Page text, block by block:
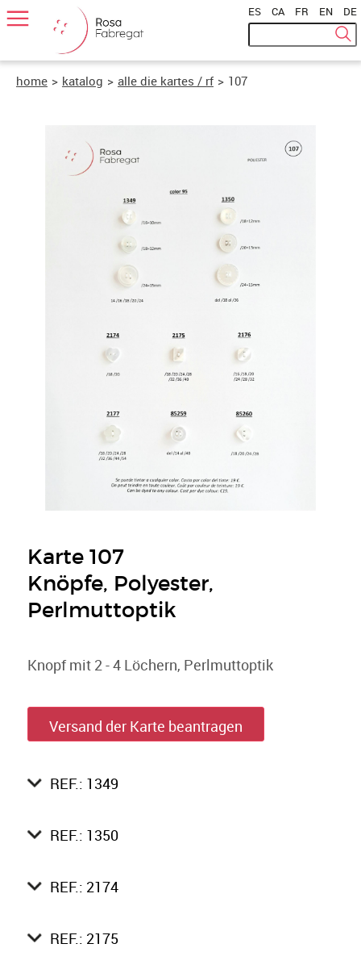
DE
EN
FR
CA
ES
home > katalog > alle die kartes / rf > 107
Karte 107
Knöpfe, Polyester,
Perlmuttoptik
Knopf mit 2 - 4 Löchern, Perlmuttoptik
Versand der Karte beantragen
REF.: 1349
REF.: 1350
REF.: 2174
REF.: 2175